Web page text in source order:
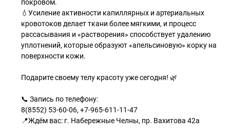
покровом.
💧Усиление активности капиллярных и артериальных
кровотоков делает ткани более мягкими, и процесс
рассасывания и «растворения» способствует удалению
уплотнений, которые образуют «апельсиновую» корку на
поверхности кожи.
Подарите своему телу красоту уже сегодня! 🌿
📞 Запись по телефону:
8(8552) 53-60-06, +7-965-611-11-47
📍Ждём вас: г. Набережные Челны, пр. Вахитова 42а